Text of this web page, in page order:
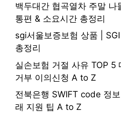
백두대간 협곡열차 주말 나
통편 & 소요시간 총정리
sgi서울보증보험 상품 |
총정리
실손보험 거절 사유 TOP 5
거부 이의신청 A to Z
전북은행 SWIFT code 정
래 지원 팁 A to Z